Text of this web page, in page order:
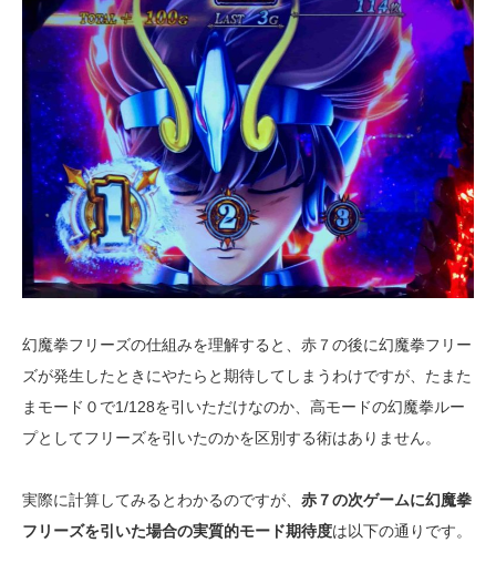
幻魔拳フリーズの仕組みを理解すると、赤７の後に幻魔拳フリー
ズが発生したときにやたらと期待してしまうわけですが、たまた
まモード０で1/128を引いただけなのか、高モードの幻魔拳ルー
プとしてフリーズを引いたのかを区別する術はありません。
実際に計算してみるとわかるのですが、 赤７の次ゲームに幻魔拳
フリーズを引いた場合の実質的モード期待度は以下の通りです。